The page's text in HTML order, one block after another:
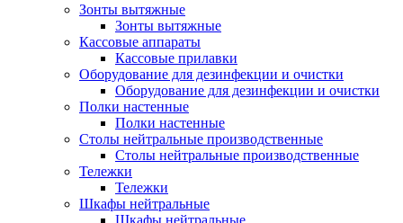
Зонты вытяжные
Зонты вытяжные
Кассовые аппараты
Кассовые прилавки
Оборудование для дезинфекции и очистки
Оборудование для дезинфекции и очистки
Полки настенные
Полки настенные
Столы нейтральные производственные
Столы нейтральные производственные
Тележки
Тележки
Шкафы нейтральные
Шкафы нейтральные